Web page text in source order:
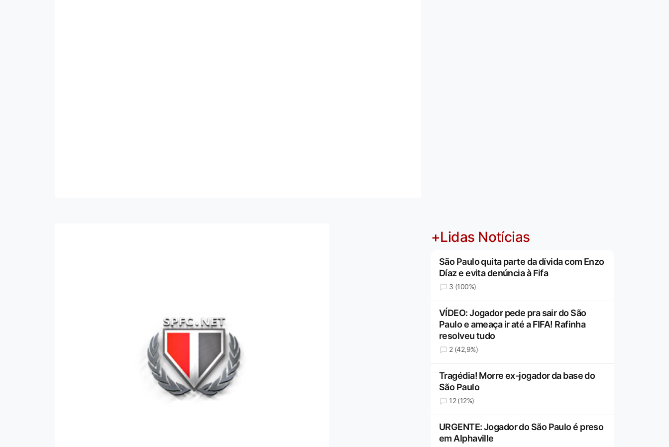
+Lidas Notícias
São Paulo quita parte da dívida com Enzo
Díaz e evita denúncia à Fifa
3 (100%)
VÍDEO: Jogador pede pra sair do São
Paulo e ameaça ir até a FIFA! Rafinha
resolveu tudo
2 (42,9%)
Tragédia! Morre ex-jogador da base do
São Paulo
12 (12%)
URGENTE: Jogador do São Paulo é preso
em Alphaville